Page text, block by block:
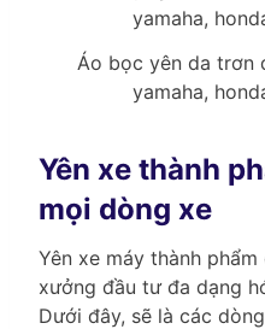
Áo bọc yên da trơn
yamaha,
Yên xe thành
mọi dòng xe
Yên xe máy thành
xưởng đầu tư đa dạng
Dưới đây, sẽ là các